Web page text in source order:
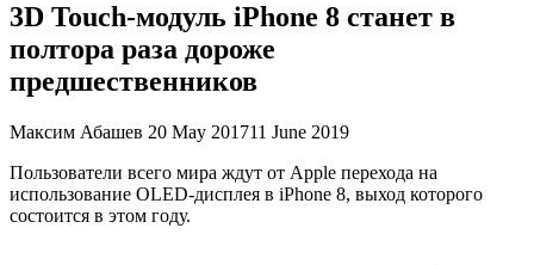
3D Touch-модуль iPhone 8 станет в
полтора раза дороже
предшественников
Максим Абашев 20 May 201711 June 2019
Пользователи всего мира ждут от Apple перехода на
использование OLED-дисплея в iPhone 8, выход которого
состоится в этом году.